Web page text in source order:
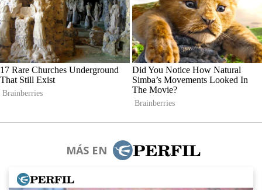
MÁS EN